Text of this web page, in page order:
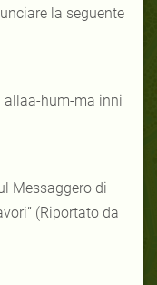
la seguente
allaa-hum-ma inni
Messaggero di
(Riportato da